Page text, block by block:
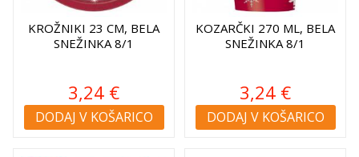
KROŽNIKI 23 CM, BELA
SNEŽINKA 8/1
3,24 €
DODAJ V KOŠARICO
KOZARČKI 270 ML, BELA
SNEŽINKA 8/1
3,24 €
DODAJ V KOŠARICO